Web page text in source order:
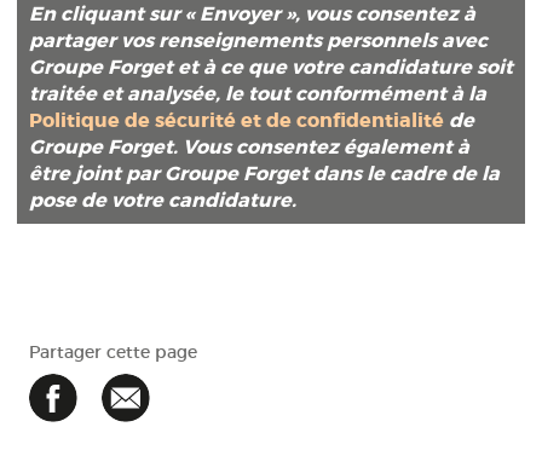
En cliquant sur «Envoyer», vous consentez à
partager vos renseignements personnels avec
Groupe Forget et à ce que votre candidature soit
traitée et analysée, le tout conformément à la
Politique de sécurité et de confidentialitéde
Groupe Forget. Vous consentez également à
être joint par Groupe Forget dans le cadre de la
pose de votre candidature.
Partager cette page